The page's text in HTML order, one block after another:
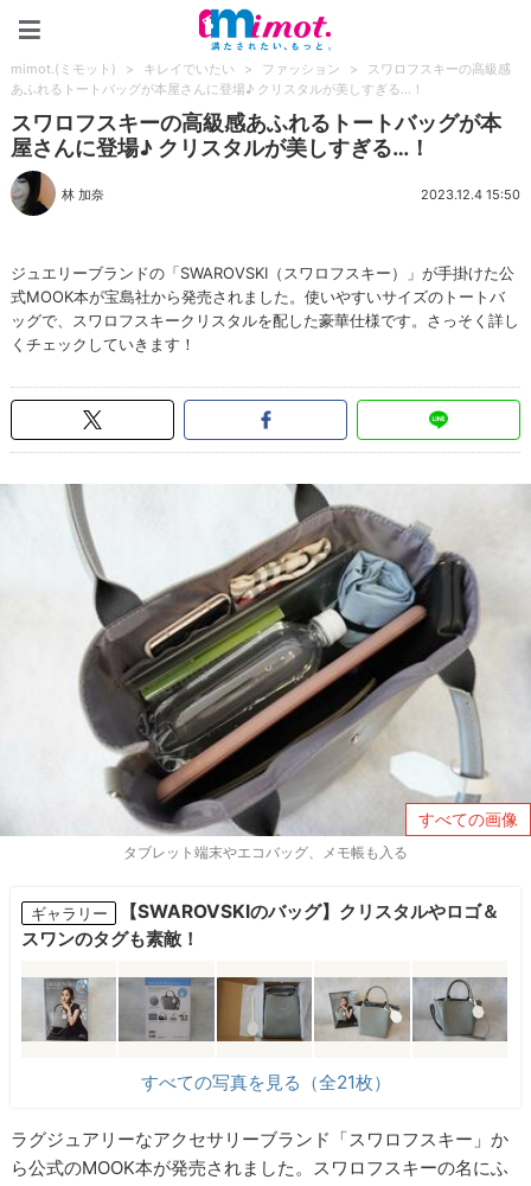
mimot.(ミモット) > キレイでいたい > ファッション >
スワロフスキーの高級感
あふれるトートバッグが本屋さんに登場♪ クリスタルが美しすぎる…！
スワロフスキーの高級感あふれるトートバッグが本
屋さんに登場♪ クリスタルが美しすぎる…！
林 加奈 2023.12.4 15:50
ジュエリーブランドの「SWAROVSKI（スワロフスキー）」が手掛けた公
式MOOK本が宝島社から発売されました。使いやすいサイズのトートバ
ッグで、スワロフスキークリスタルを配した豪華仕様です。さっそく詳し
くチェックしていきます！
すべての画像
タブレット端末やエコバッグ、メモ帳も入る
ギャラリー
【SWAROVSKIのバッグ】クリスタルやロゴ＆
スワンのタグも素敵！
すべての写真を見る（全21枚）
ラグジュアリーなアクセサリーブランド「スワロフスキー」か
ら公式のMOOK本が発売されました。スワロフスキーの名にふ